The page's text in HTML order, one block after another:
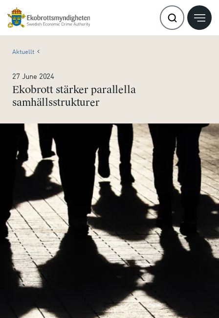
Aktuellt
27 June 2024
Ekobrott stärker parallella
samhällsstrukturer